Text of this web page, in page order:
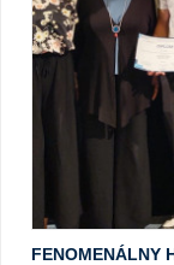
FENOMENÁLNY